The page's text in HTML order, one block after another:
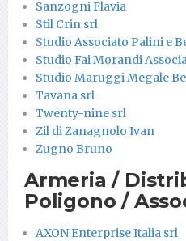
Sanzogni Flavia
Stil Crin srl
Studio Associato Palini e
Studio Fai Morandi
Studio Maruggi Megale
Tavana srl
Twenty-nine srl
Zil di Zanagnolo Ivan
Zugno Bruno
Armeria /
Poligono /
AXON Enterprise Italia srl